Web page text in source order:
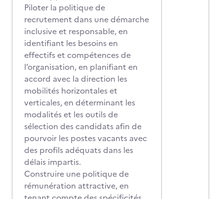
Piloter la politique de
recrutement dans une démarche
inclusive et responsable, en
identifiant les besoins en
effectifs et compétences de
l’organisation, en planifiant en
accord avec la direction les
mobilités horizontales et
verticales, en déterminant les
modalités et les outils de
sélection des candidats afin de
pourvoir les postes vacants avec
des profils adéquats dans les
délais impartis.
Construire une politique de
rémunération attractive, en